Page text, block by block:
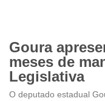
Goura
meses de
Legislativa
O deputado estadual